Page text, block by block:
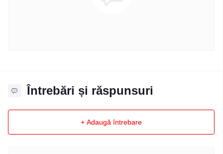
Întrebări și răspunsuri
+ Adaugă întrebare